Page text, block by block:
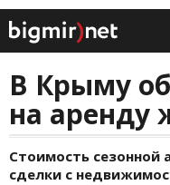
В Крыму
на аренду
Стоимость сезонной
сделки с